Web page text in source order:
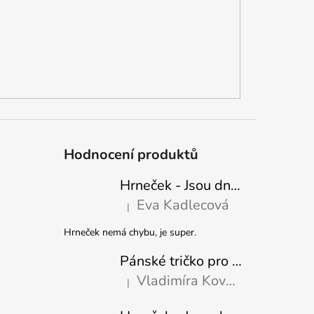
Hodnocení produktů
Hrneček - Jsou dny, kdy mě dokáže nasrat i vzduch - Sova
Hodnocení produktu je 5 z 5 hvězdiček.
| Eva Kadlecová
Hrneček nemá chybu, je super.
Pánské tričko pro nejlepšího tatínka
Hodnocení produktu je 5 z 5 hvězdiček.
|
Vladimíra Kovaříková